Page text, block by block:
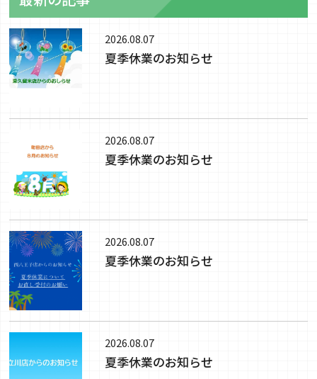
2026.08.07
夏季休業のお知らせ
2026.08.07
夏季休業のお知らせ
2026.08.07
夏季休業のお知らせ
2026.08.07
夏季休業のお知らせ